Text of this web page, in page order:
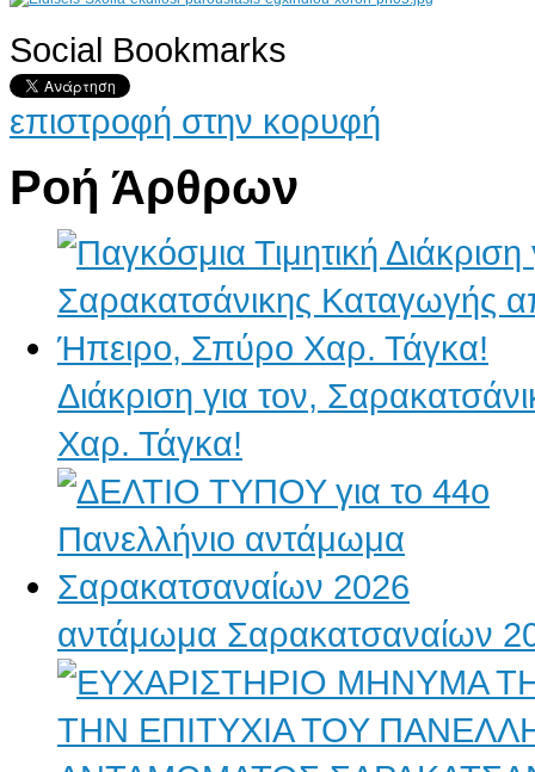
AdmirorGallery 4.5.0, author/s Vasiljevski& Kekeljevic
Social Bookmarks
επιστροφή στην κορυφή
Ροή Άρθρων
Διάκριση για τον,
Χαρ. Τάγκα!
αντάμωμα Σαρακατσαναίων